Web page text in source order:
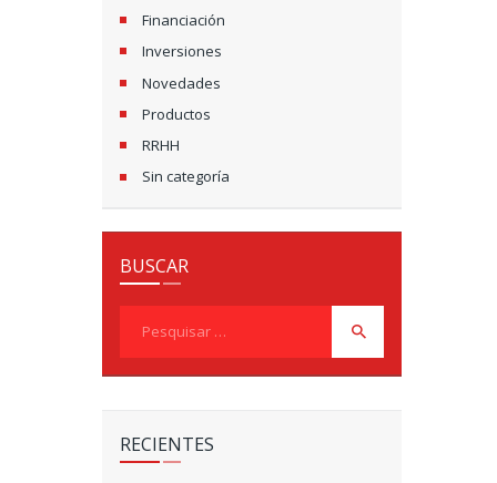
Financiación
Inversiones
Novedades
Productos
RRHH
Sin categoría
BUSCAR
RECIENTES